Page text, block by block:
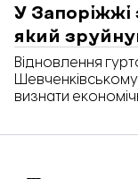
У Запоріжжі
який
Відновлення
визнати
компенсації на